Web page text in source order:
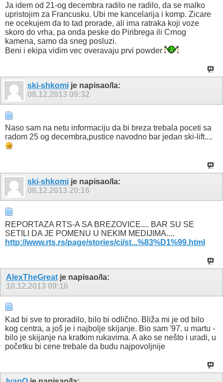
Ja idem od 21-og decembra radilo ne radilo, da se malko
upristojim za Francusku. Ubi me kancelarija i komp. Zicare
ne ocekujem da to tad prorade, ali ima ratraka koji voze
skoro do vrha, pa onda peske do Piribrega ili Crnog
kamena, samo da sneg posluzi.
Beni i ekipa vidim vec overavaju prvi powder
ski-shkomi je napisao/la:
08.12.2013 09:32
Naso sam na netu informaciju da bi breza trebala poceti sa
radom 25 og decembra,pustice navodno bar jedan ski-lift....
ski-shkomi je napisao/la:
08.12.2013 20:16
REPORTAZA RTS-A SA BREZOVICE.... BAR SU SE
SETILI DA JE POMENU U NEKIM MEDIJIMA....
http://www.rts.rs/page/stories/ci/st...%83%D1%99.html
AlexTheGreat je napisao/la:
10.12.2013 09:16
Kad bi sve to proradilo, bilo bi odlično. Bliža mi je od bilo
kog centra, a još je i najbolje skijanje. Bio sam '97. u martu -
bilo je skijanje na kratkim rukavima. A ako se nešto i uradi, u
početku bi cene trebale da budu najpovoljnije